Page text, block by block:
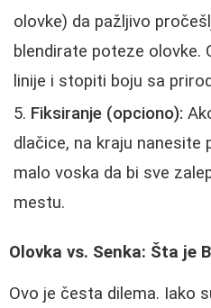
olovke) da pažljivo
blendirate poteze olovke.
linije i stopiti boju sa
Fiksiranje (opciono):
dlačice, na kraju nanesite
malo voska da bi sve
mestu.
Olovka vs. Senka: Šta je
Ovo je česta dilema. Iako